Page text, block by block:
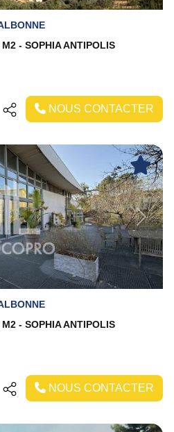
- SOPHIA ANTIPOLIS
NOUS CONTACTER
Next
- SOPHIA ANTIPOLIS
NOUS CONTACTER